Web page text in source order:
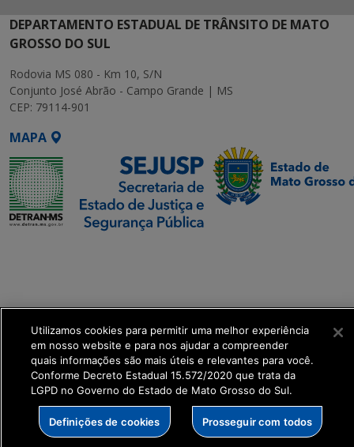
DEPARTAMENTO ESTADUAL DE TRÂNSITO DE MATO
GROSSO DO SUL
Rodovia MS 080 - Km 10, S/N
Conjunto José Abrão - Campo Grande | MS
CEP: 79114-901
MAPA
get_footer();
Utilizamos cookies para permitir uma melhor experiência
em nosso website e para nos ajudar a compreender
quais informações são mais úteis e relevantes para você.
Conforme Decreto Estadual 15.572/2020 que trata da
LGPD no Governo do Estado de Mato Grosso do Sul.
Definições de cookies Prosseguir com todos